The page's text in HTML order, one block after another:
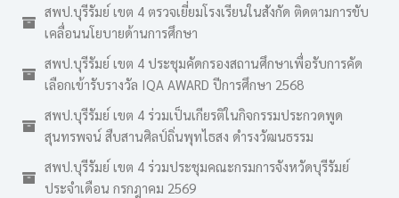
สพป.บุรีรัมย์ เขต 4 ตรวจเยี่ยมโรงเรียนในสังกัด ติดตามการขับ
เคลื่อนนโยบายด้านการศึกษา
สพป.บุรีรัมย์ เขต 4 ประชุมคัดกรองสถานศึกษาเพื่อรับการคัด
เลือกเข้ารับรางวัล IQA AWARD ปีการศึกษา 2568
สพป.บุรีรัมย์ เขต 4 ร่วมเป็นเกียรติในกิจกรรมประกวดพูด
สุนทรพจน์ สืบสานศิลป์ถิ่นพุทไธสง ดำรงวัฒนธรรม
สพป.บุรีรัมย์ เขต 4 ร่วมประชุมคณะกรมการจังหวัดบุรีรัมย์
ประจำเดือน กรกฎาคม 2569